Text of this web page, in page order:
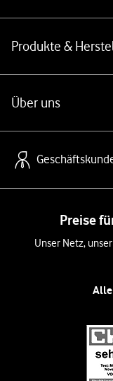
Produkte &
Über uns
Preise
Unser Netz,